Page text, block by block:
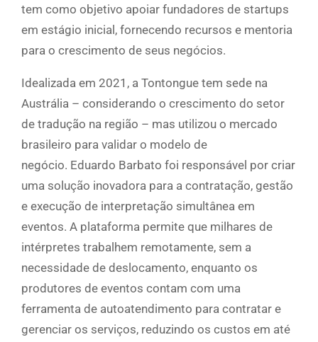
tem como objetivo apoiar fundadores de startups
em estágio inicial, fornecendo recursos e mentoria
para o crescimento de seus negócios.
Idealizada em 2021, a Tontongue tem sede na
Austrália – considerando o crescimento do setor
de tradução na região – mas utilizou o mercado
brasileiro para validar o modelo de
negócio. Eduardo Barbato foi responsável por criar
uma solução inovadora para a contratação, gestão
e execução de interpretação simultânea em
eventos. A plataforma permite que milhares de
intérpretes trabalhem remotamente, sem a
necessidade de deslocamento, enquanto os
produtores de eventos contam com uma
ferramenta de autoatendimento para contratar e
gerenciar os serviços, reduzindo os custos em até